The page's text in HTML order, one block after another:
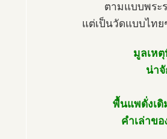
ตามแบบพระ
แต่เป็นวัดแบบไท
มูลเห
น่า
พื้นแพดั่งเ
คำเล่าข